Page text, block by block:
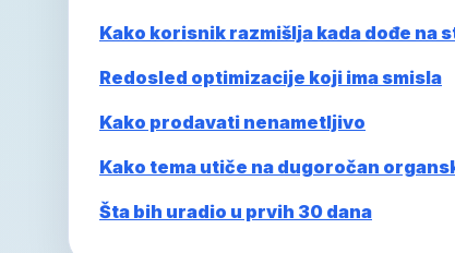
Kako korisnik razmišlja kada dođe na
Redosled optimizacije koji ima smisla
Kako prodavati nenametljivo
Kako tema utiče na dugoročan
Šta bih uradio u prvih 30 dana